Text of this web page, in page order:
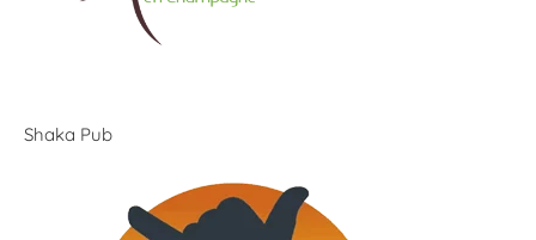
Shaka Pub